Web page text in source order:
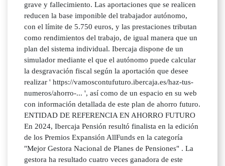
grave y fallecimiento. Las aportaciones que se realicen
reducen la base imponible del trabajador autónomo,
con el límite de 5.750 euros, y las prestaciones tributan
como rendimientos del trabajo, de igual manera que un
plan del sistema individual. Ibercaja dispone de un
simulador mediante el que el autónomo puede calcular
la desgravación fiscal según la aportación que desee
realizar ' https://vamoscontufuturo.ibercaja.es/haz-tus-
numeros/ahorro-... ', así como de un espacio en su web
con información detallada de este plan de ahorro futuro.
ENTIDAD DE REFERENCIA EN AHORRO FUTURO
En 2024, Ibercaja Pensión resultó finalista en la edición
de los Premios Expansión AllFunds en la categoría
"Mejor Gestora Nacional de Planes de Pensiones" . La
gestora ha resultado cuatro veces ganadora de este